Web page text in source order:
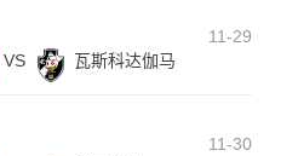
11-29
VS 瓦斯科达伽马
11-30